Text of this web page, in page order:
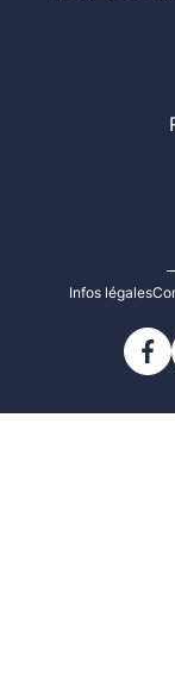
Infos légales